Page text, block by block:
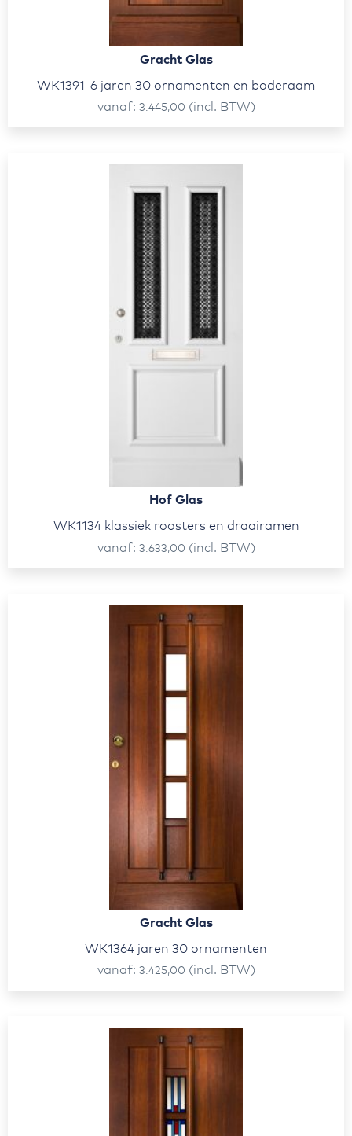
Gracht Glas
WK1391-6 jaren 30 ornamenten en boderaam
vanaf
3.445,00 (incl. BTW)
Hof Glas
WK1134 klassiek roosters en draairamen
vanaf
3.633,00 (incl. BTW)
Gracht Glas
WK1364 jaren 30 ornamenten
vanaf
3.425,00 (incl. BTW)